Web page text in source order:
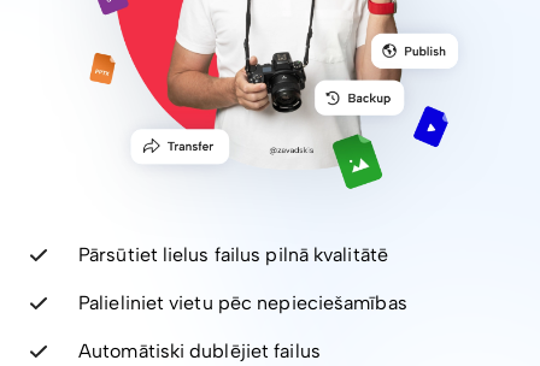
Pārsūtiet lielus failus pilnā kvalitātē
Palieliniet vietu pēc nepieciešamības
Automātiski dublējiet failus